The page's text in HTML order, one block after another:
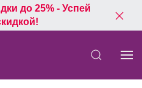
до 25% - Успей